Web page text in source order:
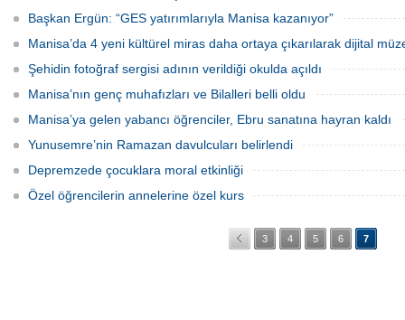
Başkan Ergün: “GES yatırımlarıyla Manisa kazanıyor”
Manisa’da 4 yeni kültürel miras daha ortaya çıkarılarak dijital
Şehidin fotoğraf sergisi adının verildiği okulda açıldı
Manisa’nın genç muhafızları ve Bilalleri belli oldu
Manisa’ya gelen yabancı öğrenciler, Ebru sanatına hayran kaldı
Yunusemre’nin Ramazan davulcuları belirlendi
Depremzede çocuklara moral etkinliği
Özel öğrencilerin annelerine özel kurs
3 4 5 6 7